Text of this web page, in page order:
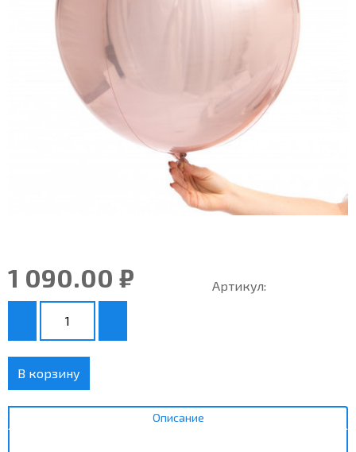
1 090.00 ₽ Артикул:
В корзину
Описание